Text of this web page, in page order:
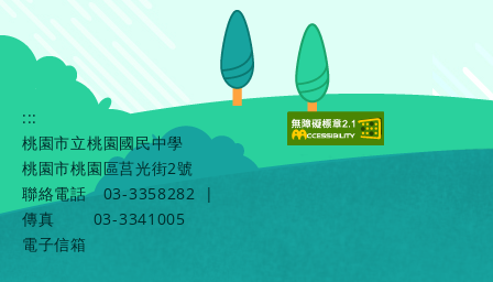
:::
桃園市立桃園國民中學
桃園市桃園區莒光街2號
聯絡電話
03-3358282
|
傳真
03-3341005
電子信箱